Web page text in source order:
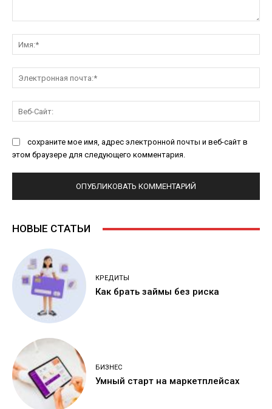
сохраните мое имя, адрес электронной почты и веб-сайт в
этом браузере для следующего комментария.
НОВЫЕ СТАТЬИ
КРЕДИТЫ
Как брать займы без риска
БИЗНЕС
Умный старт на маркетплейсах